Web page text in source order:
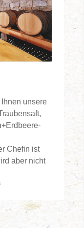
unsere
Chefin ist
aber nicht